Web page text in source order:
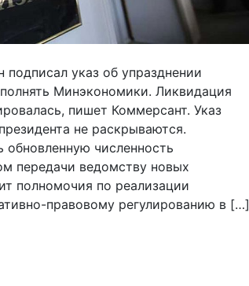
указ об упразднении
Минэкономики. Ликвидация
пишет Коммерсант. Указ
не раскрываются.
численность
передачи ведомству новых
полномочия по реализации
правовому регулированию в […]